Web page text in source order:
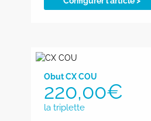
Obut CX COU
220,00€